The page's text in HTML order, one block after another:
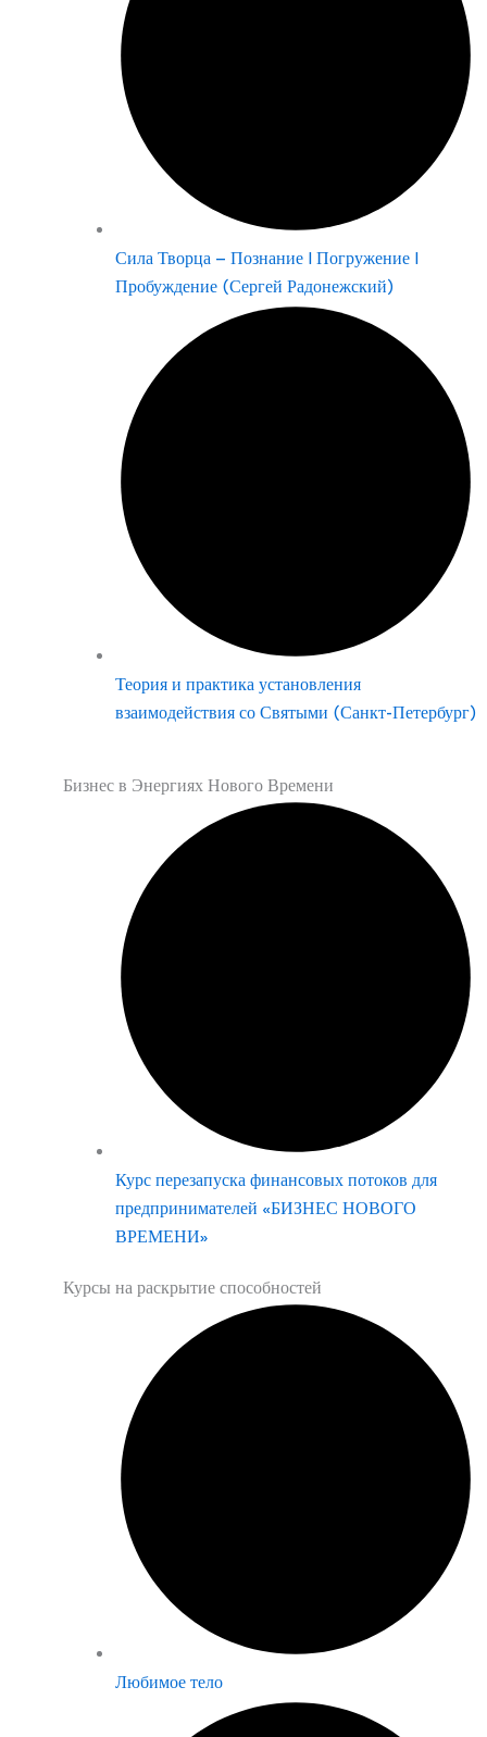
Сила Творца – Познание | Погружение |
Пробуждение (Сергей Радонежский)
Теория и практика установления
взаимодействия со Святыми (Санкт-Петербург)
Бизнес в Энергиях Нового Времени
Курс перезапуска финансовых потоков для
предпринимателей «БИЗНЕС НОВОГО
ВРЕМЕНИ»
Курсы на раскрытие способностей
Любимое тело